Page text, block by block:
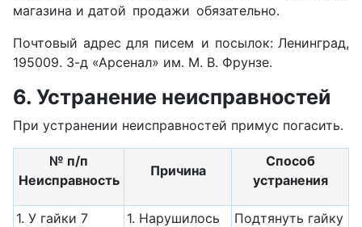
магазина и датой продажи обязательно.
Почтовый адрес для писем и посылок: Ленинград,
195009. 3-д «Арсенал» им. М. В. Фрунзе.
6. Устранение неисправностей
При устранении неисправностей примус погасить.
№ п/п
Неисправность
Причина
Способ
устранения
1. У гайки 7
1. Нарушилось
Подтянуть гайку